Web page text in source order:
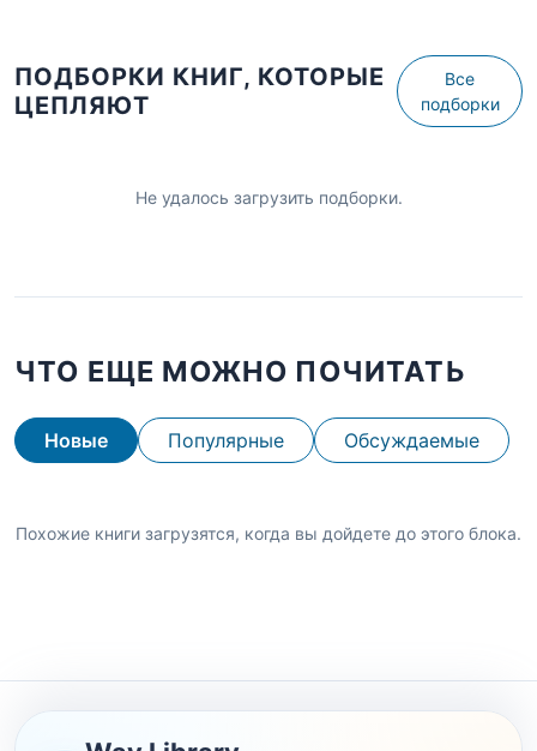
ПОДБОРКИ КНИГ, КОТОРЫЕ
ЦЕПЛЯЮТ
Все
подборки
Не удалось загрузить подборки.
ЧТО ЕЩЕ МОЖНО ПОЧИТАТЬ
Новые Популярные Обсуждаемые
Похожие книги загрузятся, когда вы дойдете до этого блока.